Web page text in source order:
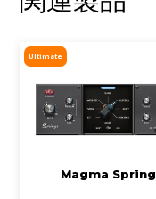
Ultimate
Magma Spring